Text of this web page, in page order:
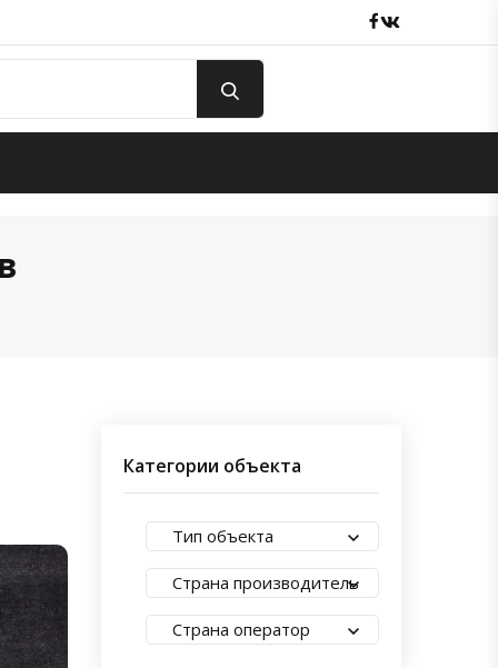
Facebook
Категории объекта
Тип объекта
Страна производитель
Страна оператор